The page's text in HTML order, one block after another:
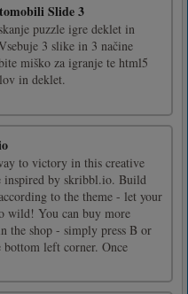
Slide 3
puzzle igre deklet in
3 slike in 3 načine
miško za igranje te html5
in deklet.
to victory in this creative
inspired by skribbl.io. Build
to the theme - let your
wild! You can buy more
the shop - simply press B or
left corner. Once